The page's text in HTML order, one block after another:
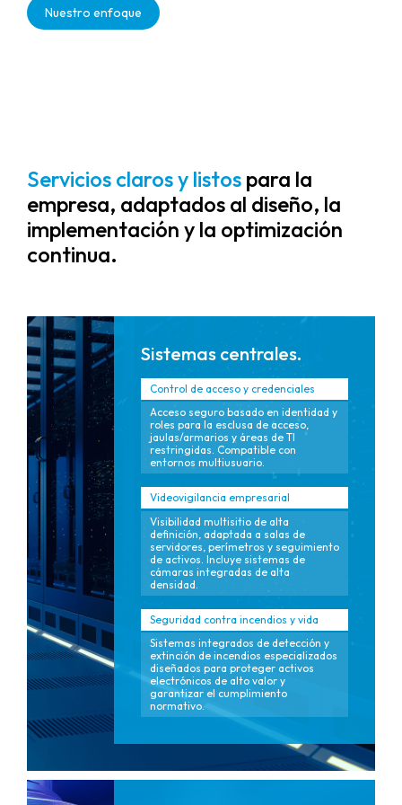
disponibilidad 24×7 y detección
Nuestro enfoque
Servicios claros y listos para la
empresa, adaptados al diseño, la
implementación y la optimización
continua.
Sistemas centrales.
Control de acceso y credenciales
Acceso seguro basado en identidad y
roles para la esclusa de acceso,
jaulas/armarios y áreas de TI
restringidas. Compatible con
entornos multiusuario.
Videovigilancia empresarial
Visibilidad multisitio de alta
definición, adaptada a salas de
servidores, perímetros y seguimiento
de activos. Incluye sistemas de
cámaras integradas de alta
densidad.
Seguridad contra incendios y vida
Sistemas integrados de detección y
extinción de incendios especializados
diseñados para proteger activos
electrónicos de alto valor y
garantizar el cumplimiento
normativo.